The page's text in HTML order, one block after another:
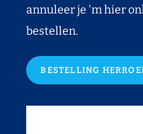
annuleer je 'm hier
bestellen.
BESTELLING